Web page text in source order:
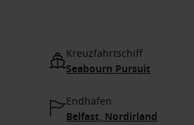
Kreuzfahrtschiff
Seabourn Pursuit
Endhafen
Belfast, Nordirland